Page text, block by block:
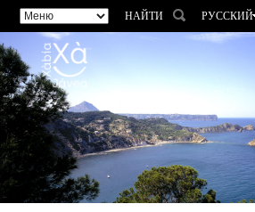
НАЙТИ
РУССКИЙ
ESPAÑOL
FRANÇAIS
DEUTSCH